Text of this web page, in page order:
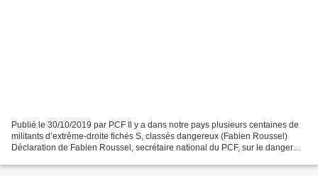
Publié le 30/10/2019 par PCF Il y a dans notre pays plusieurs centaines de
militants d’extrême-droite fichés S, classés dangereux (Fabien Roussel)
Déclaration de Fabien Roussel, secrétaire national du PCF, sur le danger